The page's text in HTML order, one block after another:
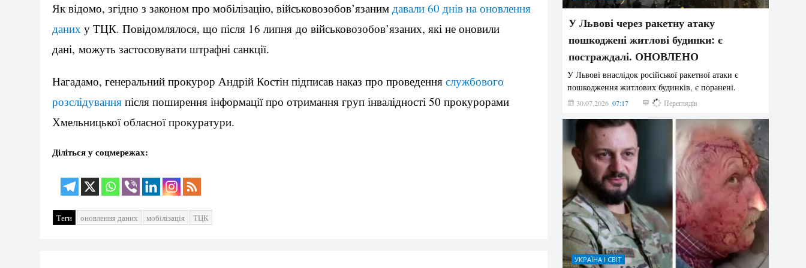
Як відомо, згідно з законом про мобілізацію, військовозобов’язаним давали 60 днів на оновлення
даних у ТЦК. Повідомлялося, що після 16 липня до військовозобов’язаних, які не оновили
дані, можуть застосовувати штрафні санкції.
Нагадамо, генеральний прокурор Андрій Костін підписав наказ про проведення службового
розслідування після поширення інформації про отримання груп інвалідності 50 прокурорами
Хмельницької обласної прокуратури.
Діліться у соцмережах:
Теги оновлення даних мобілізація ТЦК
У Львові через ракетну атаку
пошкоджені житлові будинки: є
постраждалі. ОНОВЛЕНО
У Львові внаслідок російської ракетної атаки є
пошкодження житлових будинків, є поранені.
30.07.2026 07:17 179 Переглядів
УКРАЇНА І СВІТ